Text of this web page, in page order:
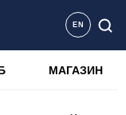
EN
МАГАЗИН